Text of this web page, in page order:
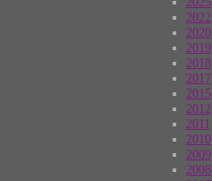
2022
2020
2019
2018
2017
2015
2012
2011
2010
2009
2008